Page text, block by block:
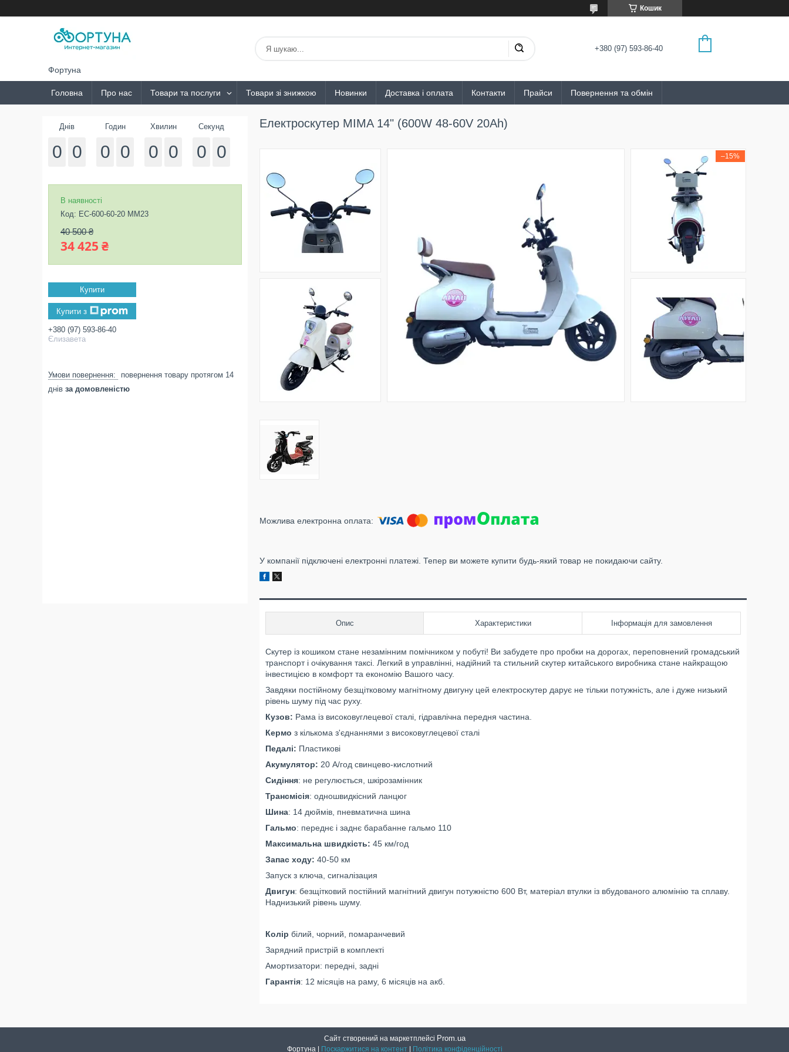
Кошик
Фортуна
+380 (97) 593-86-40
Головна Про нас Товари та послуги Товари зі знижкою Новинки Доставка і оплата Контакти Прайси Повернення та обмін
Електроскутер MIMA 14" (600W 48-60V 20Ah)
–15%
У компанії підключені електронні платежі. Тепер ви можете купити будь-який товар не покидаючи сайту.
Опис Характеристики Інформація для замовлення
Скутер із кошиком стане незамінним помічником у побуті! Ви забудете про пробки на дорогах, переповнений громадський
транспорт і очікування таксі. Легкий в управлінні, надійний та стильний скутер китайського виробника стане найкращою
інвестицією в комфорт та економію Вашого часу.
Завдяки постійному безщітковому магнітному двигуну цей електроскутер дарує не тільки потужність, але і дуже низький
рівень шуму під час руху.
Кузов: Рама із високовуглецевої сталі, гідравлічна передня частина.
Кермо з кількома з'єднаннями з високовуглецевої сталі
Педалі: Пластикові
Акумулятор: 20 А/год свинцево-кислотний
Сидіння: не регулюється, шкірозамінник
Трансмісія: одношвидкісний ланцюг
Шина: 14 дюймів, пневматична шина
Гальмо: переднє і заднє барабанне гальмо 110
Максимальна швидкість: 45 км/год
Запас ходу: 40-50 км
Запуск з ключа, сигналізация
Двигун: безщітковий постійний магнітний двигун потужністю 600 Вт, матеріал втулки із вбудованого алюмінію та сплаву.
Наднизький рівень шуму.
Колір білий, чорний, помаранчевий
Зарядний пристрій в комплекті
Амортизатори: передні, задні
Гарантія: 12 місяців на раму, 6 місяців на акб.
Днів
0 0
Годин
0 0
Хвилин
0 0
Секунд
0 0
В наявності
Код: ЕС-600-60-20 MM23
40 500 ₴
34 425 ₴
Купити
Купити з
+380 (97) 593-86-40
Єлизавета
повернення товару протягом 14
днів за домовленістю
Сайт створений на маркетплейсі Prom.ua
Поскаржитися на контент Політика конфіденційності